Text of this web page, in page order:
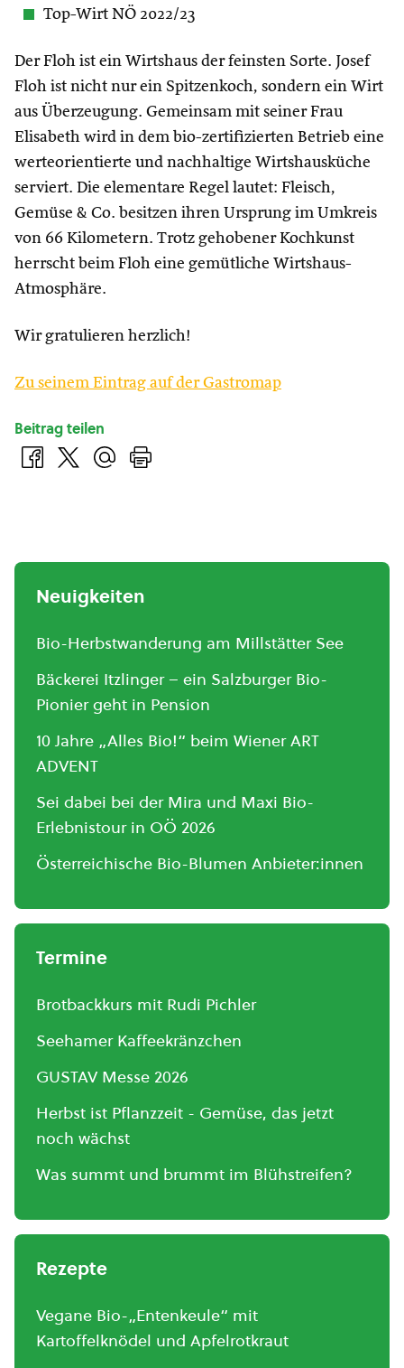
Top-Wirt NÖ 2022/23
Der Floh ist ein Wirtshaus der feinsten Sorte. Josef
Floh ist nicht nur ein Spitzenkoch, sondern ein Wirt
aus Überzeugung. Gemeinsam mit seiner Frau
Elisabeth wird in dem bio-zertifizierten Betrieb eine
werteorientierte und nachhaltige Wirtshausküche
serviert. Die elementare Regel lautet: Fleisch,
Gemüse & Co. besitzen ihren Ursprung im Umkreis
von 66 Kilometern. Trotz gehobener Kochkunst
herrscht beim Floh eine gemütliche Wirtshaus-
Atmosphäre.
Wir gratulieren herzlich!
Zu seinem Eintrag auf der Gastromap
Beitrag teilen
Neuigkeiten
Bio-Herbstwanderung am Millstätter See
Bäckerei Itzlinger – ein Salzburger Bio-
Pionier geht in Pension
10 Jahre „Alles Bio!“ beim Wiener ART
ADVENT
Sei dabei bei der Mira und Maxi Bio-
Erlebnistour in OÖ 2026
Österreichische Bio-Blumen Anbieter:innen
Termine
Brotbackkurs mit Rudi Pichler
Seehamer Kaffeekränzchen
GUSTAV Messe 2026
Herbst ist Pflanzzeit - Gemüse, das jetzt
noch wächst
Was summt und brummt im Blühstreifen?
Rezepte
Vegane Bio-„Entenkeule“ mit
Kartoffelknödel und Apfelrotkraut